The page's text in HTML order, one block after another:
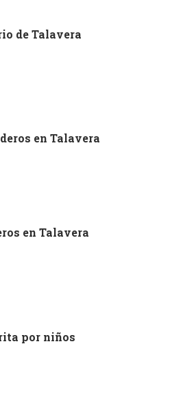
de Talavera
en Talavera